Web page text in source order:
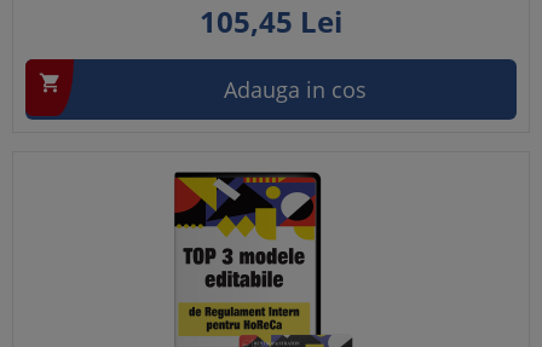
105,45 Lei
 Adauga in cos